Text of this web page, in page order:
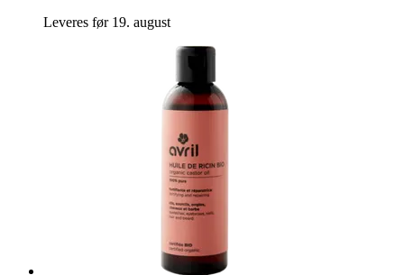
Leveres før 19. august